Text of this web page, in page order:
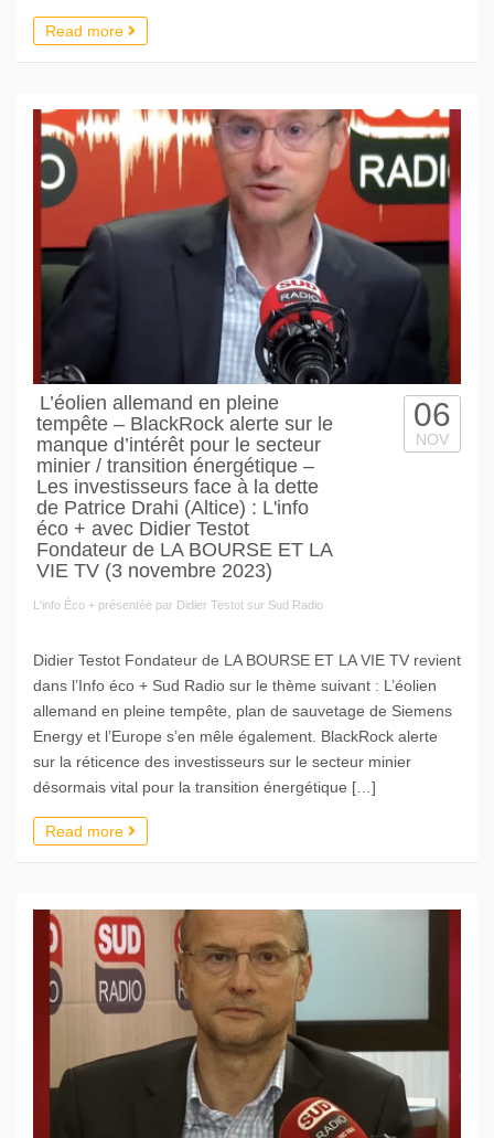
Read more
L’éolien allemand en pleine
tempête – BlackRock alerte sur le
manque d’intérêt pour le secteur
minier / transition énergétique –
Les investisseurs face à la dette
de Patrice Drahi (Altice) : L'info
éco + avec Didier Testot
Fondateur de LA BOURSE ET LA
VIE TV (3 novembre 2023)
L'info Éco + présentée par Didier Testot sur Sud Radio
06
NOV
Didier Testot Fondateur de LA BOURSE ET LA VIE TV revient
dans l’Info éco + Sud Radio sur le thème suivant : L’éolien
allemand en pleine tempête, plan de sauvetage de Siemens
Energy et l’Europe s’en mêle également. BlackRock alerte
sur la réticence des investisseurs sur le secteur minier
désormais vital pour la transition énergétique […]
Read more